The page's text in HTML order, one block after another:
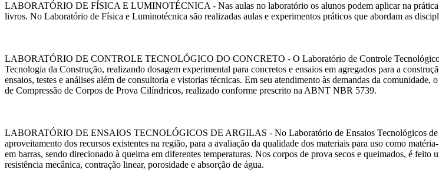
LABORATÓRIO DE FÍSICA E LUMINOTÉCNICA - Nas aulas no laboratório os alunos podem aplicar na prática
livros. No Laboratório de Física e Luminotécnica são realizadas aulas e experimentos práticos que abordam as
LABORATÓRIO DE CONTROLE TECNOLÓGICO DO CONCRETO - O Laboratório de Controle Tecnológico
Tecnologia da Construção, realizando dosagem experimental para concretos e ensaios em agregados para a
ensaios, testes e análises além de consultoria e vistorias técnicas. Em seu atendimento às demandas da
de Compressão de Corpos de Prova Cilíndricos, realizado conforme prescrito na ABNT NBR 5739.
LABORATÓRIO DE ENSAIOS TECNOLÓGICOS DE ARGILAS - No Laboratório de Ensaios Tecnológicos de
aproveitamento dos recursos existentes na região, para a avaliação da qualidade dos materiais para uso como
em barras, sendo direcionado à queima em diferentes temperaturas. Nos corpos de prova secos e queimados, é
resistência mecânica, contração linear, porosidade e absorção de água.